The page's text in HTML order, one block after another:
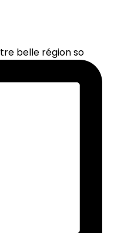
belle région so